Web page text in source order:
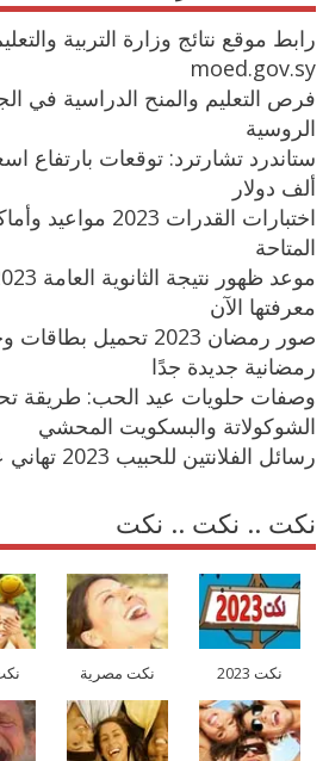
رابط موقع نتائج وزارة التربية
moed.gov.sy
فرص التعليم والمنح الدراسية في
الروسية
ألف دولار
اختبارات القدرات
المتاحة
معرفتها الآن
صور رمضان 2023 تحميل
رمضانية جديدة جدًا
وصفات حلويات عيد الحب: طريقة
الشوكولاتة والبسكويت المحشي
رسائل الفلانتين للحبيب 2023 تهاني عيد حب سعيد للعشاق
نكت .. نكت .. نكت
نكت 2023 نكت مصرية